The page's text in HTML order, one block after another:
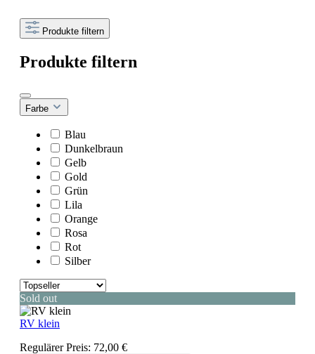
Produkte filtern
Produkte filtern
Farbe
Blau
Dunkelbraun
Gelb
Gold
Grün
Lila
Orange
Rosa
Rot
Silber
Sold out
RV klein
Regulärer Preis: 72,00 €